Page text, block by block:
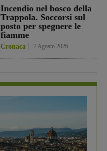
Incendio nel bosco della
Trappola. Soccorsi sul
posto per spegnere le
fiamme
Cronaca 7 Agosto 2026